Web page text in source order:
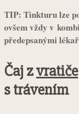
TIP: Tinkturu lze
ovšem vždy v
předepsanými
Čaj zvratiče
s trávením